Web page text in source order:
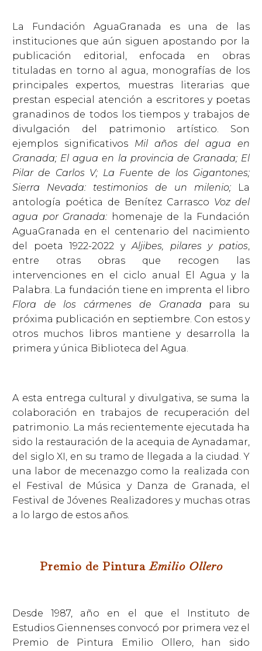
La Fundación AguaGranada es una de las
instituciones que aún siguen apostando por la
publicación editorial, enfocada en obras
tituladas en torno al agua, monografías de los
principales expertos, muestras literarias que
prestan especial atención a escritores y poetas
granadinos de todos los tiempos y trabajos de
divulgación del patrimonio artístico. Son
ejemplos significativos Mil años del agua en
Granada; El agua en la provincia de Granada; El
Pilar de Carlos V; La Fuente de los Gigantones;
Sierra Nevada: testimonios de un milenio;
La
antología poética de Benítez Carrasco Voz del
agua por Granada: homenaje de la Fundación
AguaGranada en el centenario del nacimiento
del poeta 1922-2022 yAljibes, pilares y patios,
entre otras obras que recogen las
intervenciones en el ciclo anual El Agua y la
Palabra. La fundación tiene en imprenta el libro
Flora de los cármenes de Granada para su
próxima publicación en septiembre. Con estos y
otros muchos libros mantiene y desarrolla la
primera y única Biblioteca del Agua.
A esta entrega cultural y divulgativa, se suma la
colaboración en trabajos de recuperación del
patrimonio. La más recientemente ejecutada ha
sido la restauración de la acequia de Aynadamar,
del siglo XI, en su tramo de llegada a la ciudad. Y
una labor de mecenazgo como la realizada con
el Festival de Música y Danza de Granada, el
Festival de Jóvenes Realizadores y muchas otras
a lo largo de estos años.
Premio de PinturaEmilio Ollero
Desde 1987, año en el que el Instituto de
Estudios Giennenses convocó por primera vez el
Premio de Pintura Emilio Ollero, han sido